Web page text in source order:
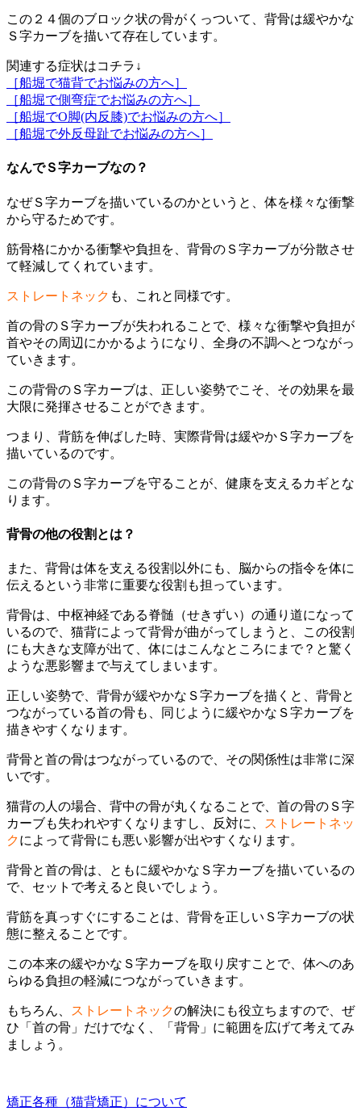
この２４個のブロック状の骨がくっついて、背骨は緩やかな
Ｓ字カーブを描いて存在しています。
関連する症状はコチラ↓
［船堀で猫背でお悩みの方へ］
［船堀で側弯症でお悩みの方へ］
［船堀でO脚(内反膝)でお悩みの方へ］
［船堀で外反母趾でお悩みの方へ］
なんでＳ字カーブなの？
なぜＳ字カーブを描いているのかというと、体を様々な衝撃
から守るためです。
筋骨格にかかる衝撃や負担を、背骨のＳ字カーブが分散させ
て軽減してくれています。
ストレートネック も、これと同様です。
首の骨のＳ字カーブが失われることで、様々な衝撃や負担が
首やその周辺にかかるようになり、全身の不調へとつながっ
ていきます。
この背骨のＳ字カーブは、正しい姿勢でこそ、その効果を最
大限に発揮させることができます。
つまり、背筋を伸ばした時、実際背骨は緩やかＳ字カーブを
描いているのです。
この背骨のＳ字カーブを守ることが、健康を支えるカギとな
ります。
背骨の他の役割とは？
また、背骨は体を支える役割以外にも、脳からの指令を体に
伝えるという非常に重要な役割も担っています。
背骨は、中枢神経である脊髄（せきずい）の通り道になって
いるので、猫背によって背骨が曲がってしまうと、この役割
にも大きな支障が出て、体にはこんなところにまで？と驚く
ような悪影響まで与えてしまいます。
正しい姿勢で、背骨が緩やかなＳ字カーブを描くと、背骨と
つながっている首の骨も、同じように緩やかなＳ字カーブを
描きやすくなります。
背骨と首の骨はつながっているので、その関係性は非常に深
いです。
猫背の人の場合、背中の骨が丸くなることで、首の骨のＳ字
カーブも失われやすくなりますし、反対に、
ストレートネッ
クによって背骨にも悪い影響が出やすくなります。
背骨と首の骨は、ともに緩やかなＳ字カーブを描いているの
で、セットで考えると良いでしょう。
背筋を真っすぐにすることは、背骨を正しいＳ字カーブの状
態に整えることです。
この本来の緩やかなＳ字カーブを取り戻すことで、体へのあ
らゆる負担の軽減につながっていきます。
もちろん、 ストレートネックの解決にも役立ちますので、ぜ
ひ「首の骨」だけでなく、「背骨」に範囲を広げて考えてみ
ましょう。
矯正各種（猫背矯正）について